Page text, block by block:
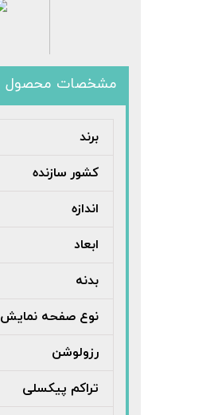
مشخصات محصول
برند
کشور سازنده
اندازه
ابعاد
بدنه
نوع صفحه نمایش
رزولوشن
تراکم پیکسلی